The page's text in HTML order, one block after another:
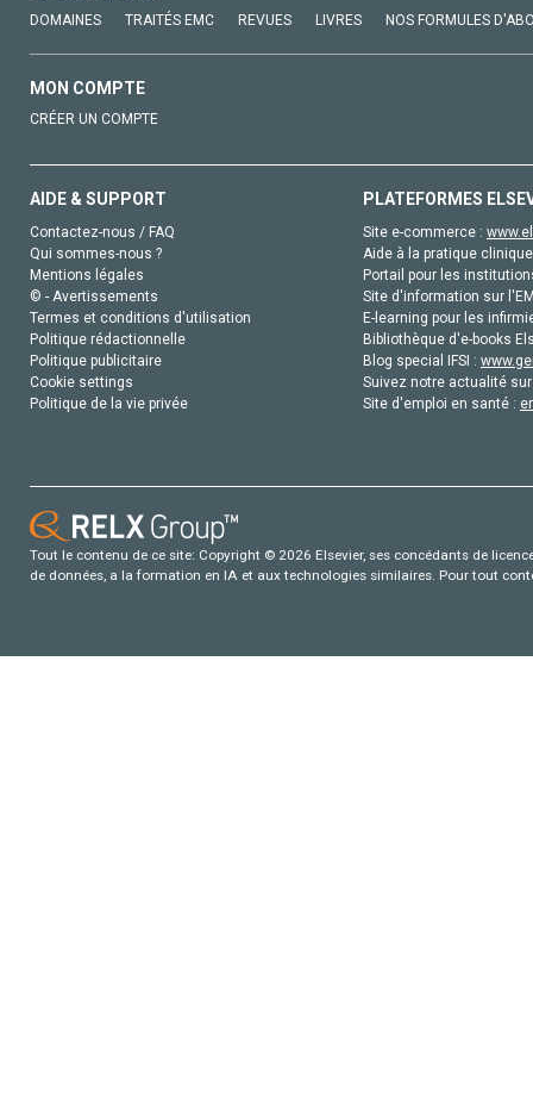
DOMAINES TRAITÉS EMC REVUES LIVRES NOS FORMULES
MON COMPTE
CRÉER UN COMPTE
AIDE & SUPPORT
Contactez-nous / FAQ
Qui sommes-nous ?
Mentions légales
© - Avertissements
Termes et conditions d'utilisation
Politique rédactionnelle
Politique publicitaire
Cookie settings
Politique de la vie privée
PLATEFORMES
Site e-commerce :
Aide à la pratique
Portail pour les
Site d'information sur
E-learning pour les
Bibliothèque d'e-books
Blog special IFSI :
Suivez notre actualité
Site d'emploi en santé :
Tout le contenu de ce site: Copyright © 2026 Elsevier, ses concédants de
de données, a la formation en IA et aux technologies similaires. Pour tout